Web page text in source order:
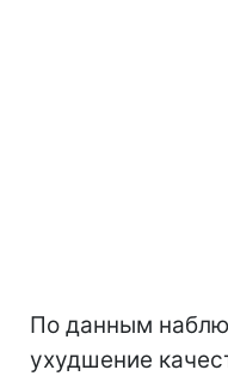
По данным
ухудшение